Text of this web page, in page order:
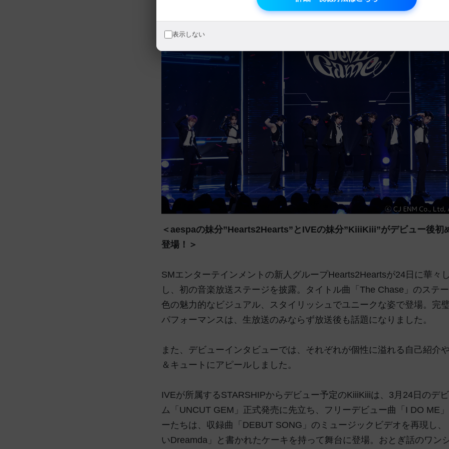
＜aespaの妹分”Hearts2Hearts”とIVEの妹分”KiiiKiii”がデビュー後初
登場！＞
SMエンターテインメントの新人グループHearts2Heartsが24日に華々
し、初の音楽放送ステージを披露。タイトル曲「The Chase」のステ
色の魅力的なビジュアル、スタイリッシュでユニークな姿で登場。完
パフォーマンスは、生放送のみならず放送後も話題になりました。
また、デビューインタビューでは、それぞれが個性に溢れる自己紹介
＆キュートにアピールしました。
IVEが所属するSTARSHIPからデビュー予定のKiiiKiiiは、3月24日のデ
ム「UNCUT GEM」正式発売に先立ち、フリーデビュー曲「I DO ME
ーたちは、収録曲「DEBUT SONG」のミュージックビデオを再現し
いDreamda」と書かれたケーキを持って舞台に登場。おとぎ話のワン
表示しない